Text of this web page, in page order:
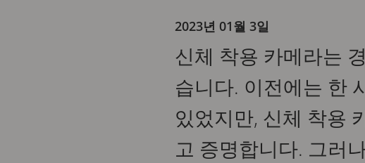
2023년 01월 3일
신체 착용 카메라는
습니다. 이전에는 한
있었지만, 신체 착용
고 증명합니다. 그러